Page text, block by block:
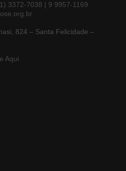
3372-7038 | 9 9957-1169
824 – Santa Felicidade –
Aqui